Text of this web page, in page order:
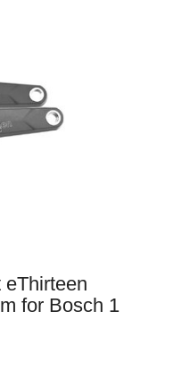
for Bosch 1